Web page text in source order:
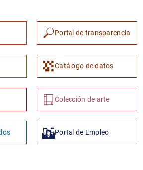
Portal de transparencia
Catálogo de datos
Colección de arte
Portal de Empleo